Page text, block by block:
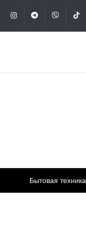
InstagramTelegram
Viber
Бытовая техника